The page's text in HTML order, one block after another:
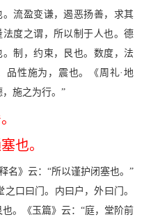
流盈变谦，遏恶扬善，求其
度之谓，所以制于人也。德
制，约束，艮也。数度，法
品性施为，震也。《周礼·地
施之为行。”
也。
名》云：“所以谨护闭塞也。”
之口曰门。内曰户，外曰门。
。《玉篇》云：“庭，堂阶前